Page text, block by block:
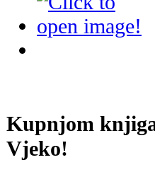
Kupnjom
Vjeko!